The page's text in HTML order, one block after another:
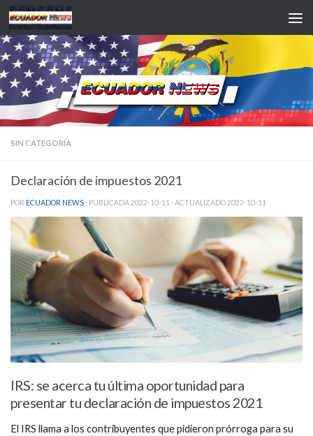
Saltar al contenido
SIN CATEGORÍA
Declaración de impuestos 2021
POR ECUADOR NEWS · PUBLICADA2022-10-11 · ACTUALIZADO2022-10-11
IRS: se acerca tu última oportunidad para
presentar tu declaración de impuestos 2021
El IRS llama a los contribuyentes que pidieron prórroga para su